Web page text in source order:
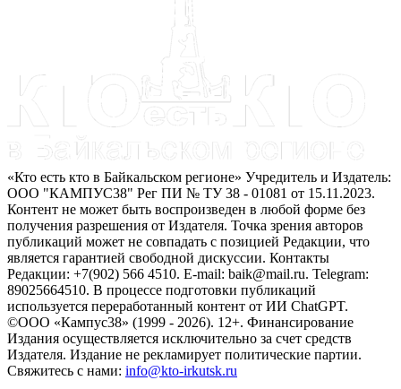
«Кто есть кто в Байкальском регионе» Учредитель и Издатель:
ООО "КАМПУС38" Рег ПИ № ТУ 38 - 01081 от 15.11.2023.
Контент не может быть воспроизведен в любой форме без
получения разрешения от Издателя. Точка зрения авторов
публикаций может не совпадать с позицией Редакции, что
является гарантией свободной дискуссии. Контакты
Редакции: +7(902) 566 4510. E-mail: baik@mail.ru. Telegram:
89025664510. В процессе подготовки публикаций
используется переработанный контент от ИИ ChatGPT.
©ООО «Кампус38» (1999 - 2026). 12+. Финансирование
Издания осуществляется исключительно за счет средств
Издателя. Издание не рекламирует политические партии.
Свяжитесь с нами: info@kto-irkutsk.ru